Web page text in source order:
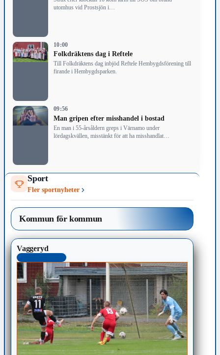
utomhus vid Prostsjön i…
10:00
Folkdräktens dag i Reftele
Till Folkdräktens dag inbjöd Reftele Hembygdsförening till
firande i Hembygdsparken.
09:56
Man gripen efter misshandel i bostad
En man i 55-årsåldern greps i Värnamo under
lördagskvällen, misstänkt för att ha misshandlat…
Sport
Fler sportnyheter
Kommun för kommun
Vaggeryd